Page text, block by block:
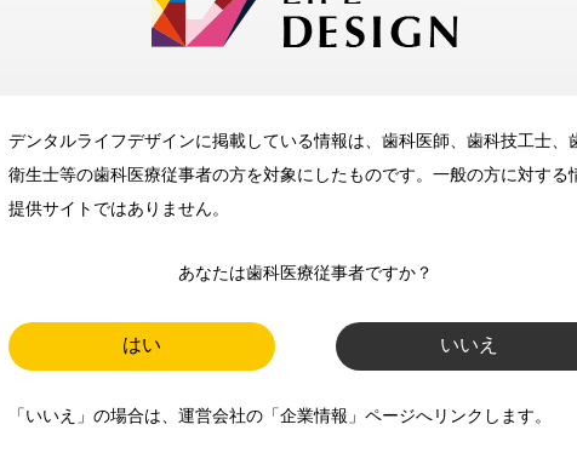
デンタルライフデザインに掲載している情報は、歯科医師、歯科技工士、
衛生士等の歯科医療従事者の方を対象にしたものです。一般の方に対する
提供サイトではありません。
あなたは歯科医療従事者ですか？
はい いいえ
「いいえ」の場合は、運営会社の「企業情報」ページへリンクします。
メールマガジンでお届け
師、歯科衛生士、歯科技工士）に
お届けします。